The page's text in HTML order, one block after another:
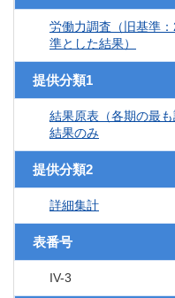
労働力調査（旧基準
準とした結果）
提供分類1
結果原表（各期の最
結果のみ
提供分類2
詳細集計
表番号
IV-3